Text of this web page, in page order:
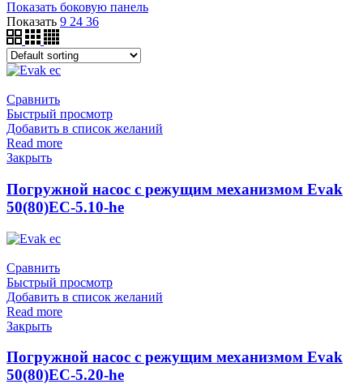
Показать боковую панель
Показать 9 24 36
Сравнить
Быстрый просмотр
Добавить в список желаний
Read more
Закрыть
Погружной насос с режущим механизмом Evak
50(80)EC-5.10-he
Сравнить
Быстрый просмотр
Добавить в список желаний
Read more
Закрыть
Погружной насос с режущим механизмом Evak
50(80)EC-5.20-he